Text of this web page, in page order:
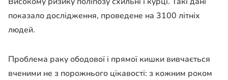
показало дослідження, проведене на 3100 літніх
людей.
Проблема раку ободової і прямої кишки вивчається
вченими не з порожнього цікавості: з кожним роком